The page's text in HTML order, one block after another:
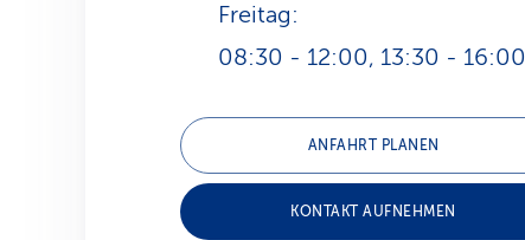
Freitag:
08:30 - 12:00, 13:30 - 16:00
ANFAHRT PLANEN
KONTAKT AUFNEHMEN